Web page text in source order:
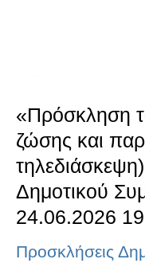
«Πρόσκληση
ζώσης και
Δημοτικού
24.06.2026
Προσκλήσεις
συνεδρίασης
Δημοτικού
Συμβουλίου
Αιγιαλείας»
[